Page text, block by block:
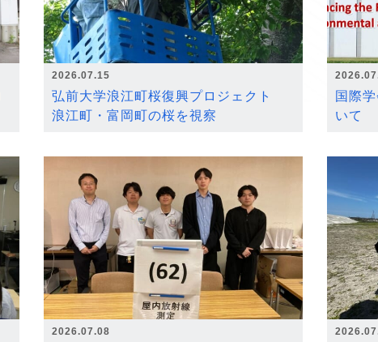
2026.07.15
弘前大学浪江町桜復興プロジェクト
浪江町・富岡町の桜を視察
国際
いて
2026.07.08